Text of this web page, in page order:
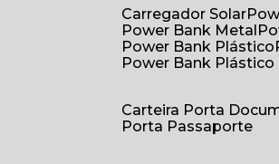
Carregador Solar
Power Bank Metal
Power Bank Plástico
Power Bank
Carteira Porta
Porta Passaporte